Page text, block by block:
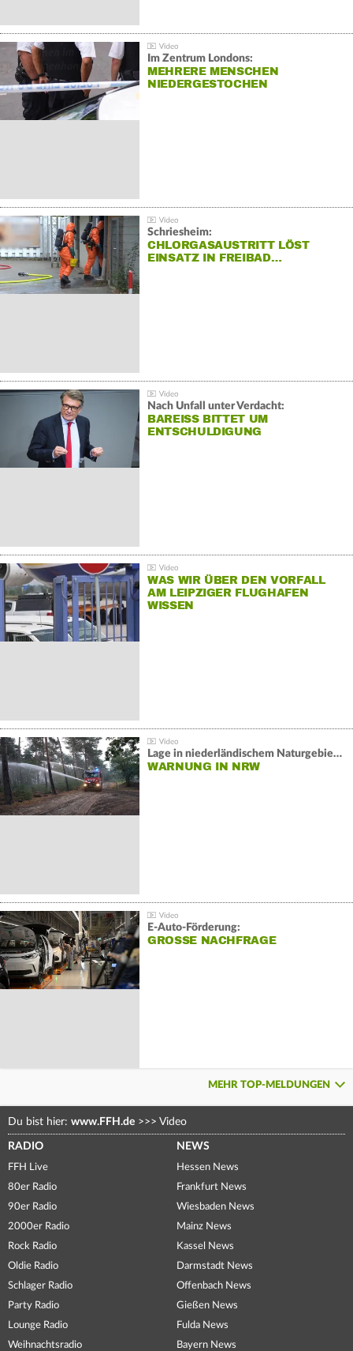
Im Zentrum Londons:
MEHRERE MENSCHEN
NIEDERGESTOCHEN
Schriesheim:
CHLORGASAUSTRITT LÖST
EINSATZ IN FREIBAD…
Nach Unfall unter Verdacht:
BAREISS BITTET UM E
NTSCHULDIGUNG
WAS WIR ÜBER DEN VORFALL
AM LEIPZIGER FLUGHAFEN
WISSEN
Lage in niederländischem Naturgebiet stabil
WARNUNG IN NRW
E-Auto-Förderung:
GROSSE NACHFRAGE
MEHR TOP-MELDUNGEN
Du bist hier: www.FFH.de >>> Video
RADIO
FFH Live
80er Radio
90er Radio
2000er Radio
Rock Radio
Oldie Radio
Schlager Radio
Party Radio
Lounge Radio
Weihnachtsradio
NEWS
Hessen News
Frankfurt News
Wiesbaden News
Mainz News
Kassel News
Darmstadt News
Offenbach News
Gießen News
Fulda News
Bayern News